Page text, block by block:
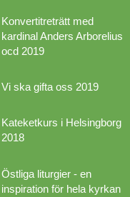
Konvertitreträtt med
kardinal Anders Arborelius
ocd 2019
Vi ska gifta oss 2019
Kateketkurs i Helsingborg
2018
Östliga liturgier - en
inspiration för hela kyrkan